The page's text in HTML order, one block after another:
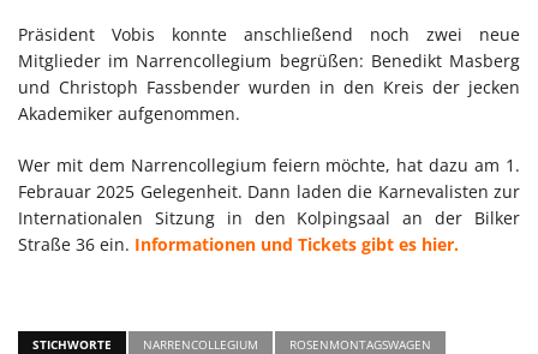
Präsident Vobis konnte anschließend noch zwei neue
Mitglieder im Narrencollegium begrüßen: Benedikt Masberg
und Christoph Fassbender wurden in den Kreis der jecken
Akademiker aufgenommen.
Wer mit dem Narrencollegium feiern möchte, hat dazu am 1.
Febrauar 2025 Gelegenheit. Dann laden die Karnevalisten zur
Internationalen Sitzung in den Kolpingsaal an der Bilker
Straße 36 ein. Informationen und Tickets gibt es hier.
STICHWORTE NARRENCOLLEGIUM ROSENMONTAGSWAGEN